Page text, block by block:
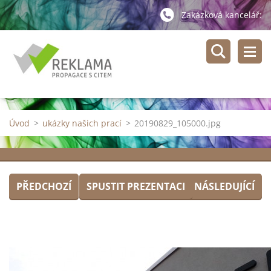
Zakázková kancelář:
Úvod > ukázky našich prací > 20190829_105000.jpg
PŘEDCHOZÍ SPUSTIT PREZENTACI NÁSLEDUJÍCÍ